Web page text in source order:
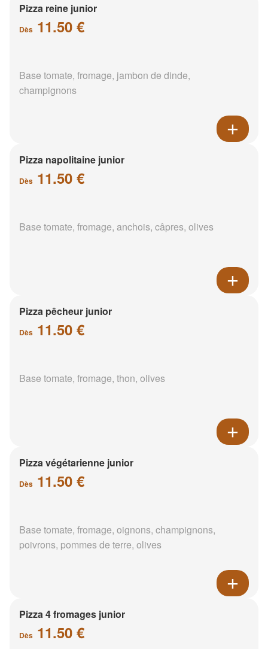
Pizza reine junior
Dès 11.50 €
Base tomate, fromage, jambon de dinde,
champignons
Pizza napolitaine junior
Dès 11.50 €
Base tomate, fromage, anchois, câpres, olives
Pizza pêcheur junior
Dès 11.50 €
Base tomate, fromage, thon, olives
Pizza végétarienne junior
Dès 11.50 €
Base tomate, fromage, oignons, champignons,
poivrons, pommes de terre, olives
Pizza 4 fromages junior
Dès 11.50 €